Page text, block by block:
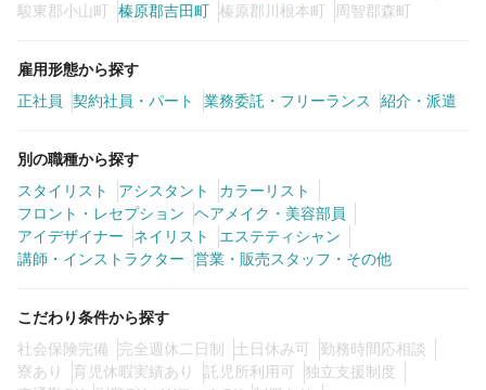
業務委託・フリーランス 紹介・派遣
詳細条件
この条件の求人数 0
駿東郡小山町
榛原郡吉田町 榛原郡川根本町 周智郡森町
雇用形態から探す
正社員
契約社員・パート 業務委託・フリーランス 紹介・派遣
別の職種から探す
スタイリスト
アシスタント
カラーリスト
フロント・レセプション
ヘアメイク・美容部員
アイデザイナー
ネイリスト
エステティシャン
講師・インストラクター
営業・販売スタッフ・その他
こだわり条件から探す
社会保険完備
完全週休二日制 土日休み可
勤務時間応相談
寮あり
育児休暇実績あり 託児所利用可
独立支援制度